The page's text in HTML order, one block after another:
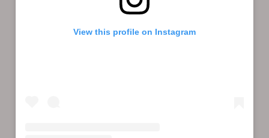
View this profile on Instagram